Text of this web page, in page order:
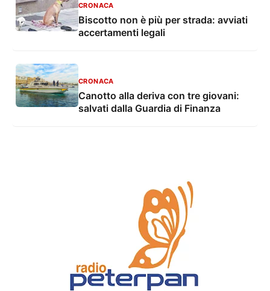
CRONACA
Biscotto non è più per strada: avviati
accertamenti legali
CRONACA
Canotto alla deriva con tre giovani:
salvati dalla Guardia di Finanza